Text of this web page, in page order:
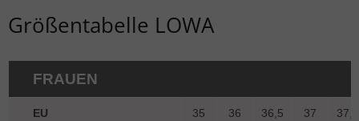
Größentabelle LOWA
FRAUEN
EU 35 36 36,5 37 37,5